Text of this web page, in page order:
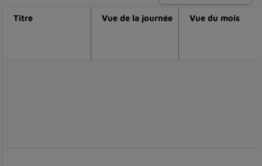
Titre Vue de la journée Vue du mois